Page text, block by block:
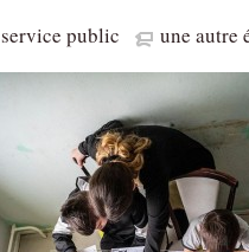
service public une autre